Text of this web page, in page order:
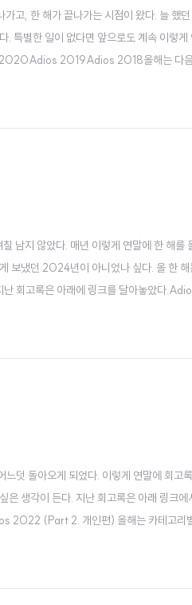
고, 한 해가 끝나가는 시점이 왔다. 늘 했
다. 특별한 일이 없다면 앞으로도 계속
2019Adios 2018올해는 다음의
남지 않았다. 매년 이렇게 연말에 한 해를
보냈던 2024년이 아니었나 싶다. 올 한
지난 회고록은 아래에 링크를 달아놓
덧 돌아오게 되었다. 이렇게 연말에 회고
싶은 생각이 든다. 지난 회고록은 아래
(Part 2. 개인편) 올해는 카테고리별